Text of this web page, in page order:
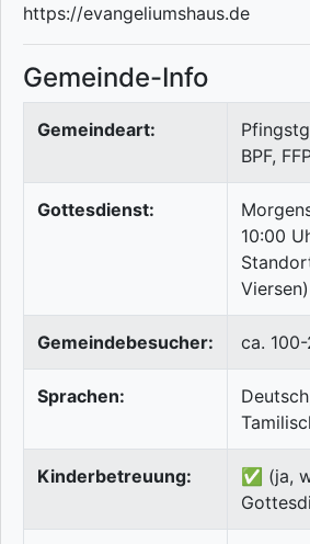
https://evangeliumshaus.de
Gemeinde-Info
Gemeindeart:
BPF,
Gottesdienst:
10:00
Viersen)
Gemeindebesucher: ca.
Sprachen:
Kinderbetreuung:
✅ (ja,